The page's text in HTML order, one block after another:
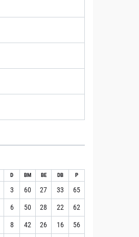
D BM BE DB P
3 60 27 33 65
6 50 28 22 62
8 42 26 16 56